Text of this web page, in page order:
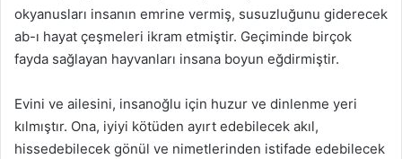
okyanusları insanın emrine vermiş, susuzluğunu giderecek
ab-ı hayat çeşmeleri ikram etmiştir. Geçiminde birçok
fayda sağlayan hayvanları insana boyun eğdirmiştir.
Evini ve ailesini, insanoğlu için huzur ve dinlenme yeri
kılmıştır. Ona, iyiyi kötüden ayırt edebilecek akıl,
hissedebilecek gönül ve nimetlerinden istifade edebilecek